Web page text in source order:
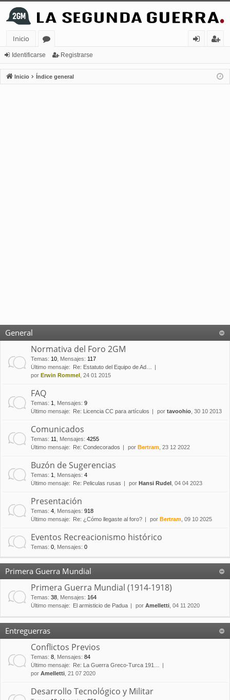
Inicio
or
os
nt
ifi
ist
ra
Identificarse Registrarse
Inicio Índice general
General
Normativa del Foro 2GM
Temas: 10 Mensajes: 117
Último mensaje:
Re: Estatuto del Equipo de Ad…
por Erwin Rommel , 24 01 2015
FAQ
Temas: 1 Mensajes: 9
Último mensaje:
Re: Licencia CC para artículos por tavoohio , 30 10 2013
Comunicados
Temas: 11 Mensajes: 4255
Último mensaje:
Re: Condecorados por Bertram , 23 12 2022
Buzón de Sugerencias
Temas: 1 Mensajes: 4
Último mensaje:
Re: Peliculas rusas por Hansi Rudel , 04 04 2023
Presentación
Temas: 4 Mensajes: 918
Último mensaje:
Re: ¿Cómo llegaste al foro? por Bertram , 09 10 2025
Eventos Recreacionismo histórico
Temas: 0 Mensajes: 0
Primera Guerra Mundial
Primera Guerra Mundial (1914-1918)
Temas: 38 Mensajes: 164
Último mensaje:
El armisticio de Padua por Amelletti , 04 11 2020
Entreguerras
Conflictos Previos
Temas: 8 Mensajes: 84
Último mensaje:
Re: La Guerra Greco-Turca 191…
por Amelletti , 21 07 2020
Desarrollo Tecnológico y Militar